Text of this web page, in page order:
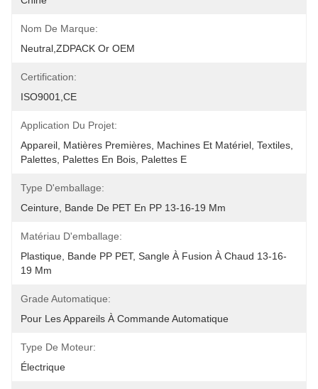
Nom De Marque:
Neutral,ZDPACK Or OEM
Certification:
ISO9001,CE
Application Du Projet:
Appareil, Matières Premières, Machines Et Matériel, Textiles,
Palettes, Palettes En Bois, Palettes E
Type D'emballage:
Ceinture, Bande De PET En PP 13-16-19 Mm
Matériau D'emballage:
Plastique, Bande PP PET, Sangle À Fusion À Chaud 13-16-
19 Mm
Grade Automatique:
Pour Les Appareils À Commande Automatique
Type De Moteur:
Électrique